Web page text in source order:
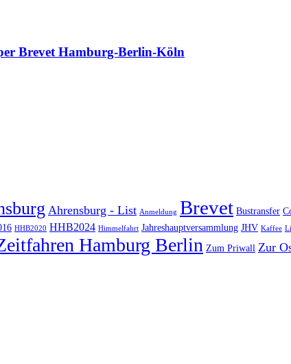
Brevet Hamburg-Berlin-Köln
Ahrensburg - List Anmeldung Brevet Bustransfer
HHB2020 HHB2024 Himmelfahrt Jahreshauptversammlung JHV Kaffee
Hamburg Berlin Zum Priwall Zur